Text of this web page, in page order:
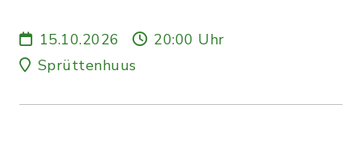
15.10.2026
20:00 Uhr
Sprüttenhuus